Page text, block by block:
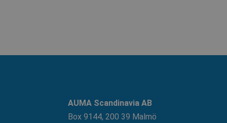
AUMA Scandinavia AB
Box 9144, 200 39 Malmö